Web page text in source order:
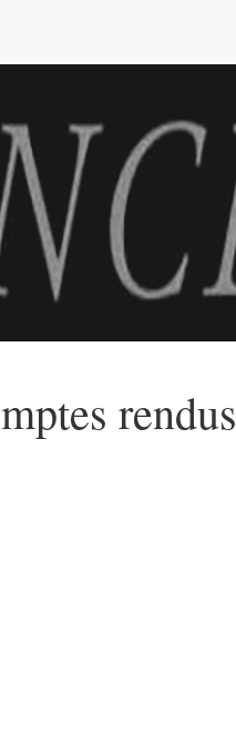
rendus